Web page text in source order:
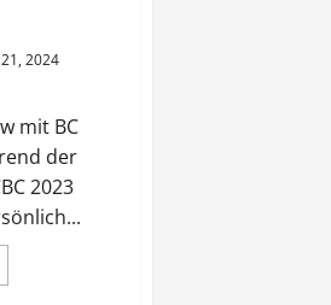
2024
mit BC
der
2023